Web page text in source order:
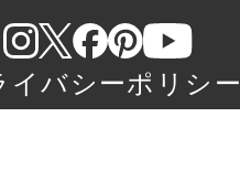
イバシーポリシー